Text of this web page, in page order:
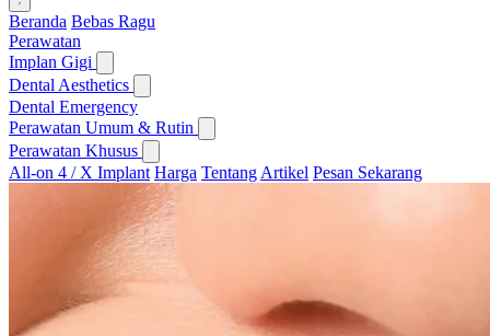
Beranda Bebas Ragu
Perawatan
Implan Gigi
Dental Aesthetics
Dental Emergency
Perawatan Umum & Rutin
Perawatan Khusus
All-on 4 / X Implant Harga Tentang Artikel Pesan Sekarang